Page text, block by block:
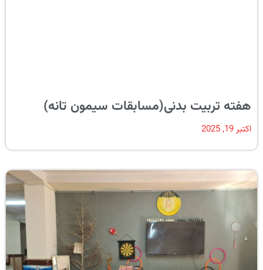
هفته تربیت بدنی(مسابقات سیمون تانه)
اکتبر 19, 2025